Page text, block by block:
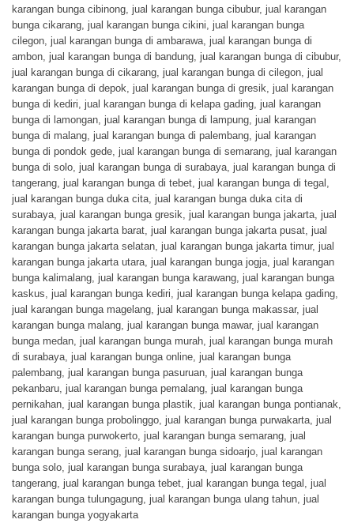
karangan bunga cibinong, jual karangan bunga cibubur, jual karangan
bunga cikarang, jual karangan bunga cikini, jual karangan bunga
cilegon, jual karangan bunga di ambarawa, jual karangan bunga di
ambon, jual karangan bunga di bandung, jual karangan bunga di cibubur,
jual karangan bunga di cikarang, jual karangan bunga di cilegon, jual
karangan bunga di depok, jual karangan bunga di gresik, jual karangan
bunga di kediri, jual karangan bunga di kelapa gading, jual karangan
bunga di lamongan, jual karangan bunga di lampung, jual karangan
bunga di malang, jual karangan bunga di palembang, jual karangan
bunga di pondok gede, jual karangan bunga di semarang, jual karangan
bunga di solo, jual karangan bunga di surabaya, jual karangan bunga di
tangerang, jual karangan bunga di tebet, jual karangan bunga di tegal ,
jual karangan bunga duka cita, jual karangan bunga duka cita di
surabaya, jual karangan bunga gresik, jual karangan bunga jakarta, jual
karangan bunga jakarta barat, jual karangan bunga jakarta pusat, jual
karangan bunga jakarta selatan, jual karangan bunga jakarta timur, jual
karangan bunga jakarta utara, jual karangan bunga jogja, jual karangan
bunga kalimalang, jual karangan bunga karawang, jual karangan bunga
kaskus, jual karangan bunga kediri, jual karangan bunga kelapa gading,
jual karangan bunga magelang, jual karangan bunga makassar, jual
karangan bunga malang, jual karangan bunga mawar, jual karangan
bunga medan, jual karangan bunga murah, jual karangan bunga murah
di surabaya, jual karangan bunga online, jual karangan bunga
palembang, jual karangan bunga pasuruan, jual karangan bunga
pekanbaru, jual karangan bunga pemalang, jual karangan bunga
pernikahan, jual karangan bunga plastik, jual karangan bunga pontianak,
jual karangan bunga probolinggo, jual karangan bunga purwakarta, jual
karangan bunga purwokerto, jual karangan bunga semarang, jual
karangan bunga serang, jual karangan bunga sidoarjo, jual karangan
bunga solo, jual karangan bunga surabaya, jual karangan bunga
tangerang, jual karangan bunga tebet, jual karangan bunga tegal , jual
karangan bunga tulungagung, jual karangan bunga ulang tahun, jual
karangan bunga yogyakarta